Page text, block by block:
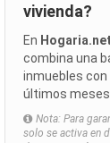
vivienda?
En Hogaria.net
combina una
inmuebles
últimos meses
Nota: Para
solo se activa en